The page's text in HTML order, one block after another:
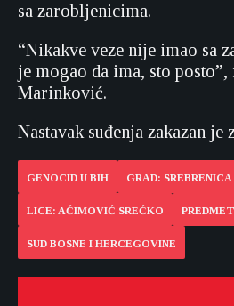
sa zarobljenicima.
“Nikakve veze nije imao sa
je mogao da ima, sto posto”,
Marinković.
Nastavak suđenja zakazan je
GENOCID U BIH GRAD: SREBRENICA
LICE: AĆIMOVIĆ SREĆKO
SUD BOSNE I HERCEGOVINE